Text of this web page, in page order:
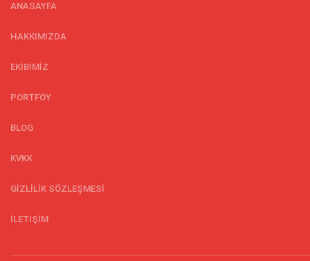
ANASAYFA
HAKKIMIZDA
EKİBİMİZ
PORTFÖY
BLOG
KVKK
GİZLİLİK SÖZLEŞMESİ
İLETİŞİM